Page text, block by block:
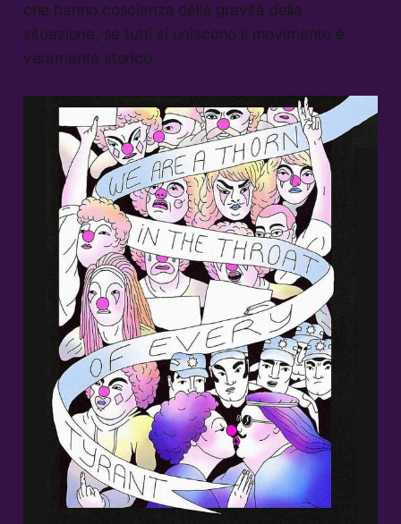
che hanno coscienza della gravità della
situazione, se tutti si uniscono il movimento è
veramente storico.